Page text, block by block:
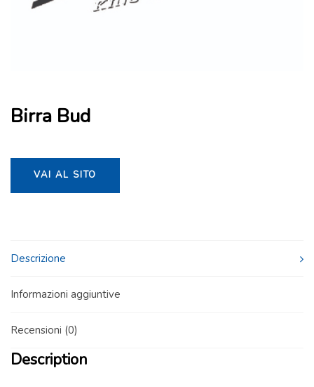
Birra Bud
VAI AL SITO
Descrizione
Informazioni aggiuntive
Recensioni (0)
Description